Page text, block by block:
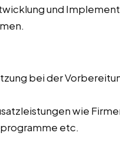
und
bei der
wie
etc.